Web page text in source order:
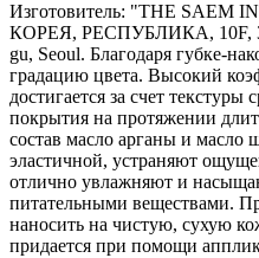
Изготовитель: "THE SAEM
КОРЕЯ, РЕСПУБЛИКА, 10F,
gu, Seoul. Благодаря губке-
градацию цвета. Высокий
достигается за счет текстуры
покрытия на протяжении
состав масло арганы и
эластичной, устраняют
отлично увлажняют и
питательными веществами.
наносить на чистую, сухую
придается при помощи